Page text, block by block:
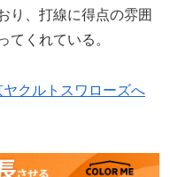
り、打線に得点の雰囲
てくれている。